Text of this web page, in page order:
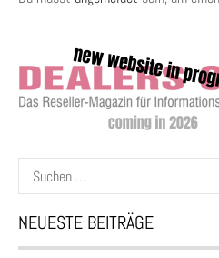
Suchen
nach:
NEUESTE BEITRÄGE